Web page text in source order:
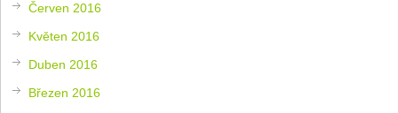
Červen 2016
Květen 2016
Duben 2016
Březen 2016